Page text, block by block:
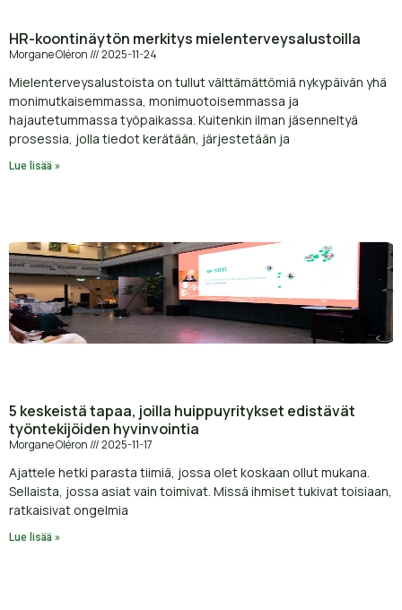
HR-koontinäytön merkitys mielenterveysalustoilla
Morgane Oléron 2025-11-24
Mielenterveysalustoista on tullut välttämättömiä nykypäivän yhä
monimutkaisemmassa, monimuotoisemmassa ja
hajautetummassa työpaikassa. Kuitenkin ilman jäsenneltyä
prosessia, jolla tiedot kerätään, järjestetään ja
Lue lisää »
5 keskeistä tapaa, joilla huippuyritykset edistävät
työntekijöiden hyvinvointia
Morgane Oléron 2025-11-17
Ajattele hetki parasta tiimiä, jossa olet koskaan ollut mukana.
Sellaista, jossa asiat vain toimivat. Missä ihmiset tukivat toisiaan,
ratkaisivat ongelmia
Lue lisää »